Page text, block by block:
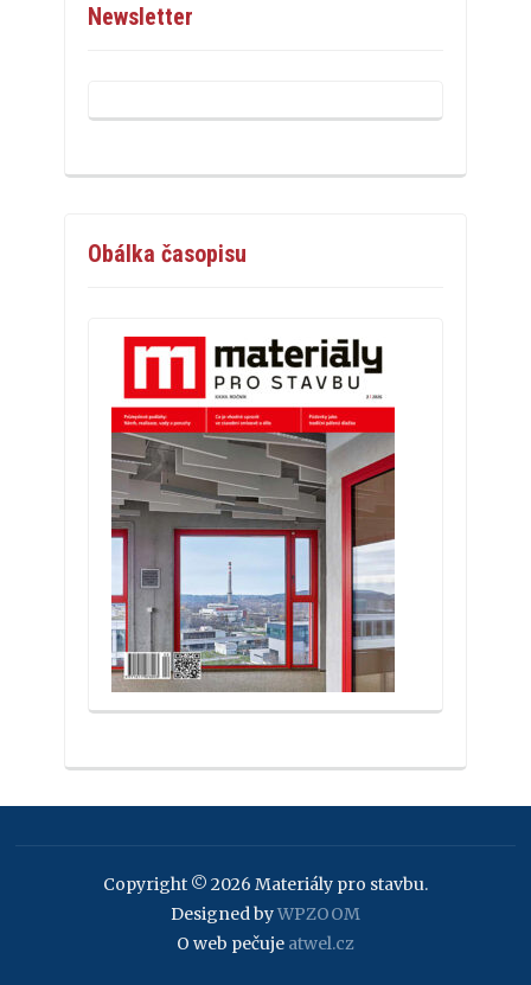
Newsletter
Obálka časopisu
Copyright © 2026 Materiály pro stavbu.
Designed byWPZOOM
O web pečuje atwel.cz